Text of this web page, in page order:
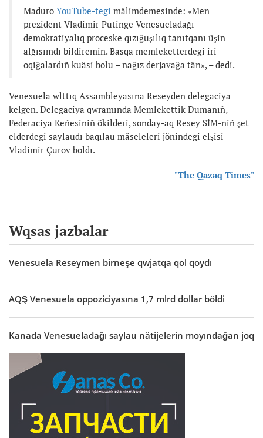
Maduro YouTube-tegi mälimdemesinde: «Men
prezident Vladimir Putinge Venesueladağı
demokratiyalıq proceske qızığuşılıq tanıtqanı üşin
alğısımdı bildiremin. Basqa memleketterdegi iri
oqiğalardıñ kuäsi bolu – nağız derjavağa tän», – dedi.
Venesuela wlttıq Assambleyasına Reseyden delegaciya
kelgen. Delegaciya qwramında Memlekettik Dumanıñ,
Federaciya Keñesiniñ ökilderi, sonday-aq Resey SİM-niñ şet
elderdegi saylaudı baqılau mäseleleri jönindegi elşisi
Vladimir Çurov boldı.
"The Qazaq Times"
Wqsas jazbalar
Venesuela Reseymen birneşe qwjatqa qol qoydı
AQŞ Venesuela oppoziciyasına 1,7 mlrd dollar böldi
Kanada Venesueladağı saylau nätijelerin moyındağan joq